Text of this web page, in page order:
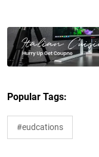
Popular Tags:
#eudcations